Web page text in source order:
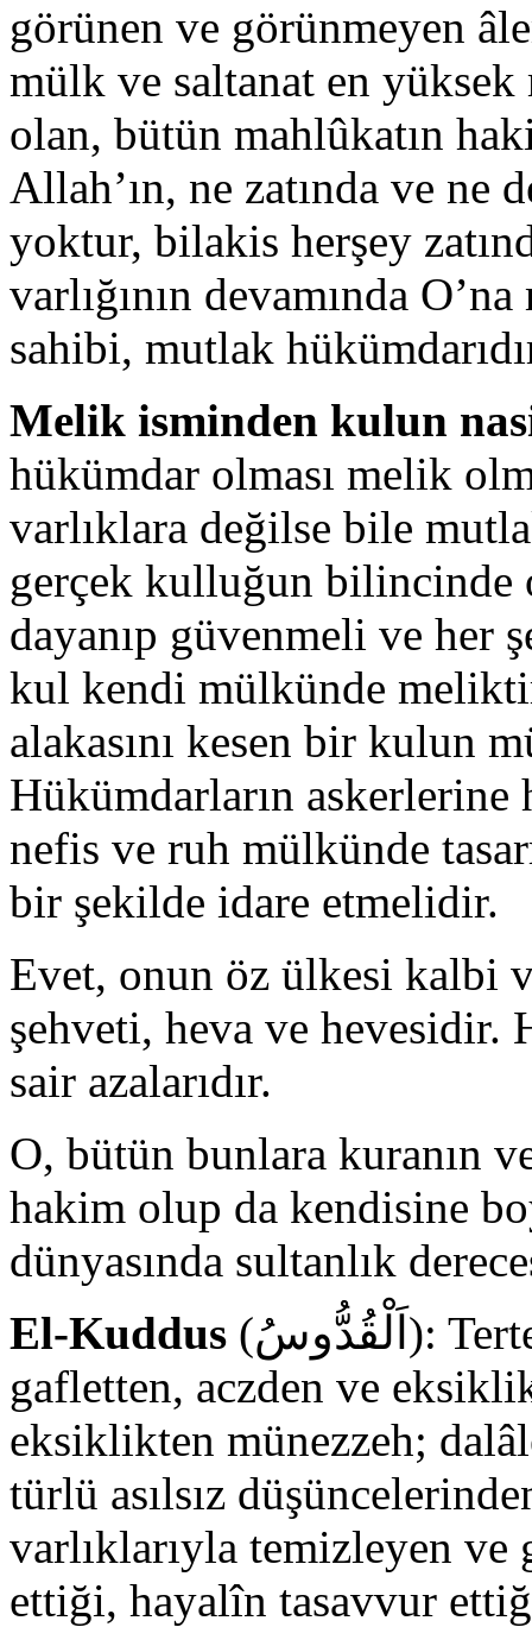
görünen ve görünmeyen
mülk ve saltanat en yüksek
olan, bütün mahlûkatın
Allah’ın, ne zatında ve ne
yoktur, bilakis herşey
varlığının devamında
sahibi, mutlak
Melik isminden kulun
hükümdar olması melik
varlıklara değilse bile
gerçek kulluğun bilincinde
dayanıp güvenmeli ve her
kul kendi mülkünde
alakasını kesen bir kulun
Hükümdarların
nefis ve ruh mülkünde
bir şekilde idare etmelidir.
Evet, onun öz ülkesi kalbi
şehveti, heva ve
sair azalarıdır.
O, bütün bunlara kuranın
hakim olup da kendisine
dünyasında sultanlık
El-Kuddus (اَلْقُدُّوسُ): Tertemiz, yüce, her türlü hatadan,
gafletten, aczden ve
eksiklikten münezzeh;
türlü asılsız
varlıklarıyla temizleyen
ettiği, hayalîn tasavvur